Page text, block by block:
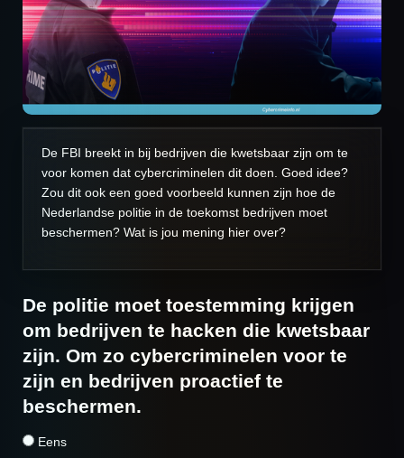
De FBI breekt in bij bedrijven die kwetsbaar zijn om te
voor komen dat cybercriminelen dit doen. Goed idee?
Zou dit ook een goed voorbeeld kunnen zijn hoe de
Nederlandse politie in de toekomst bedrijven moet
beschermen? Wat is jou mening hier over?
De politie moet toestemming krijgen
om bedrijven te hacken die kwetsbaar
zijn. Om zo cybercriminelen voor te
zijn en bedrijven proactief te
beschermen.
Eens